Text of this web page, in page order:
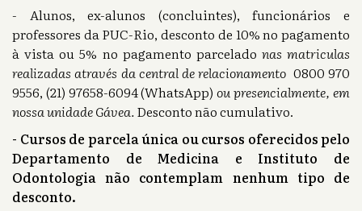
- Alunos, ex-alunos (concluintes), funcionários e
professores da PUC-Rio, desconto de 10% no pagamento
à vista ou 5% no pagamento parcelado nas matriculas
realizadas através da central de relacionamento 0800 970
9556, (21) 97658-6094 (WhatsApp)ou presencialmente, em
nossa unidade Gávea.Desconto não cumulativo.
- Cursos de parcela única ou cursos oferecidos pelo
Departamento de Medicina e Instituto de
Odontologia não contemplam nenhum tipo de
desconto.